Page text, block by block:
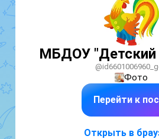
МБДОУ
Фото
Перейти к
Открыть в